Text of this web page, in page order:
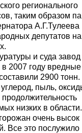
регионального
таким образом
А.Г.Тулеева
депутатов на
и суда
в 2007 году вредные
2900
углерод, пыль,
низких в области.
очень высок
Все это послужило